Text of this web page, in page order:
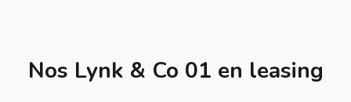
Nos Lynk & Co 01 en leasing